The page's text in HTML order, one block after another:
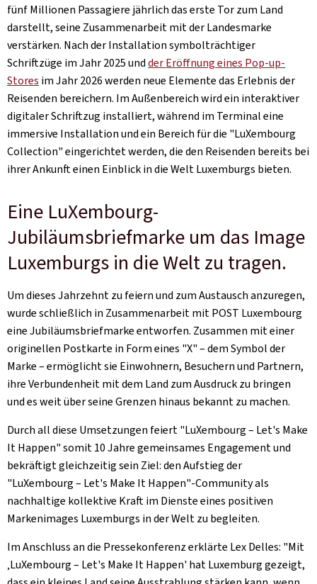
fünf Millionen Passagiere jährlich das erste Tor zum Land
darstellt, seine Zusammenarbeit mit der Landesmarke
verstärken. Nach der Installation symbolträchtiger
Schriftzüge im Jahr 2025 undder Eröffnung eines Pop-up-
Stores im Jahr 2026 werden neue Elemente das Erlebnis der
Reisenden bereichern. Im Außenbereich wird ein interaktiver
digitaler Schriftzug installiert, während im Terminal eine
immersive Installation und ein Bereich für die "LuXembourg
Collection" eingerichtet werden, die den Reisenden bereits bei
ihrer Ankunft einen Einblick in die Welt Luxemburgs bieten.
Eine LuXembourg-
Jubiläumsbriefmarke um das Image
Luxemburgs in die Welt zu tragen.
Um dieses Jahrzehnt zu feiern und zum Austausch anzuregen,
wurde schließlich in Zusammenarbeit mit POST Luxembourg
eine Jubiläumsbriefmarke entworfen. Zusammen mit einer
originellen Postkarte in Form eines "X" – dem Symbol der
Marke – ermöglicht sie Einwohnern, Besuchern und Partnern,
ihre Verbundenheit mit dem Land zum Ausdruck zu bringen
und es weit über seine Grenzen hinaus bekannt zu machen.
Durch all diese Umsetzungen feiert "LuXembourg – Let's Make
It Happen" somit 10 Jahre gemeinsames Engagement und
bekräftigt gleichzeitig sein Ziel: den Aufstieg der
"LuXembourg – Let's Make It Happen"-Community als
nachhaltige kollektive Kraft im Dienste eines positiven
Markenimages Luxemburgs in der Welt zu begleiten.
Im Anschluss an die Pressekonferenz erklärte Lex Delles: "Mit
‚LuXembourg – Let's Make It Happen' hat Luxemburg gezeigt,